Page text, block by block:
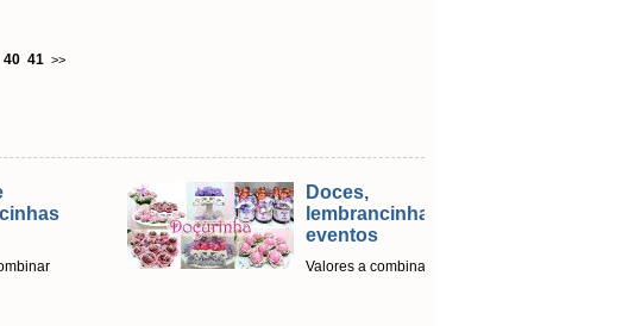
40 41 >>
Doces,
lembrancinhas e
eventos
Valores a combinar